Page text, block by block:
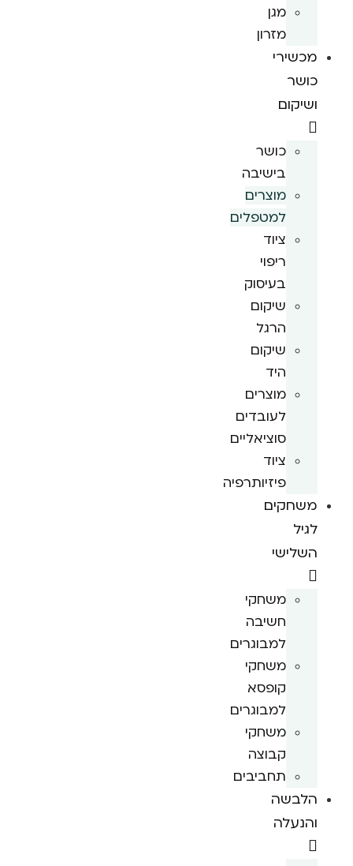
מגן
מזרון
מכשירי
כושר
ושיקום
כושר
בישיבה
מוצרים
למטפלים
ציוד
ריפוי
בעיסוק
שיקום
הרגל
שיקום
היד
מוצרים
לעובדים
סוציאליים
ציוד
פיזיותרפיה
משחקים
לגיל
השלישי
משחקי
חשיבה
למבוגרים
משחקי
קופסא
למבוגרים
משחקי
קבוצה
תחביבים
הלבשה
והנעלה